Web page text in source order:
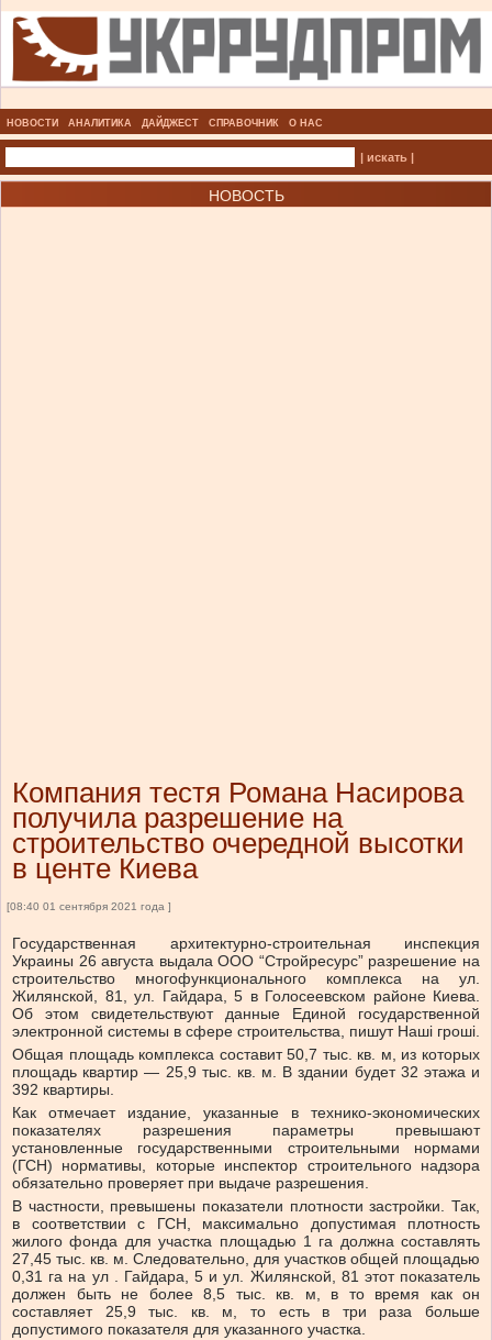
НОВОСТИ АНАЛИТИКА ДАЙДЖЕСТ СПРАВОЧНИК О НАС
| искать |
НОВОСТЬ
Компания тестя Романа Насирова
получила разрешение на
строительство очередной высотки
в центе Киева
[08:40 01 сентября 2021 года ]
Государственная архитектурно-строительная инспекция
Украины 26 августа выдала ООО “Стройресурс” разрешение на
строительство многофункционального комплекса на ул.
Жилянской, 81, ул. Гайдара, 5 в Голосеевском районе Киева.
Об этом свидетельствуют данные Единой государственной
электронной системы в сфере строительства, пишут Наші гроші.
Общая площадь комплекса составит 50,7 тыс. кв. м, из которых
площадь квартир — 25,9 тыс. кв. м. В здании будет 32 этажа и
392 квартиры.
Как отмечает издание, указанные в технико-экономических
показателях разрешения параметры превышают
установленные государственными строительными нормами
(ГСН) нормативы, которые инспектор строительного надзора
обязательно проверяет при выдаче разрешения.
В частности, превышены показатели плотности застройки. Так,
в соответствии с ГСН, максимально допустимая плотность
жилого фонда для участка площадью 1 га должна составлять
27,45 тыс. кв. м. Следовательно, для участков общей площадью
0,31 га на ул . Гайдара, 5 и ул. Жилянской, 81 этот показатель
должен быть не более 8,5 тыс. кв. м, в то время как он
составляет 25,9 тыс. кв. м, то есть в три раза больше
допустимого показателя для указанного участка.